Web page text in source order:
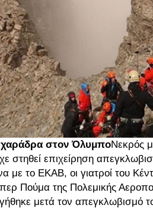
χαράδρα στον ΌλυμποΝεκρός
στηθεί επιχείρηση
το ΕΚΑΒ, οι γιατροί του
Πούμα της Πολεμικής
μετά τον απεγκλωβισμό